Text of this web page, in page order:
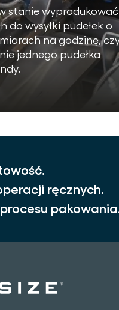
stanie wyprodukować
do wysyłki pudełek o
na godzinę,
jednego pudełka
ręcznych.